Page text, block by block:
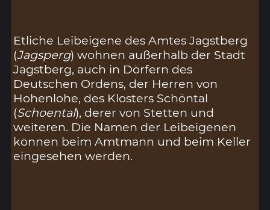
Etliche Leibeigene des Amtes Jagstberg
(Jagsperg) wohnen außerhalb der Stadt
Jagstberg, auch in Dörfern des
Deutschen Ordens, der Herren von
Hohenlohe, des Klosters Schöntal
(Schoental), derer von Stetten und
weiteren. Die Namen der Leibeigenen
können beim Amtmann und beim Keller
eingesehen werden.